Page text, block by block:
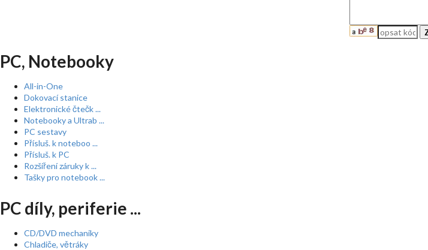
PC, Notebooky
All-in-One
Dokovací stanice
Elektronické čtečk ...
Notebooky a Ultrab ...
PC sestavy
Přísluš. k noteboo ...
Přísluš. k PC
Rozšíření záruky k ...
Tašky pro notebook ...
PC díly, periferie ...
CD/DVD mechaniky
Chladiče, větráky